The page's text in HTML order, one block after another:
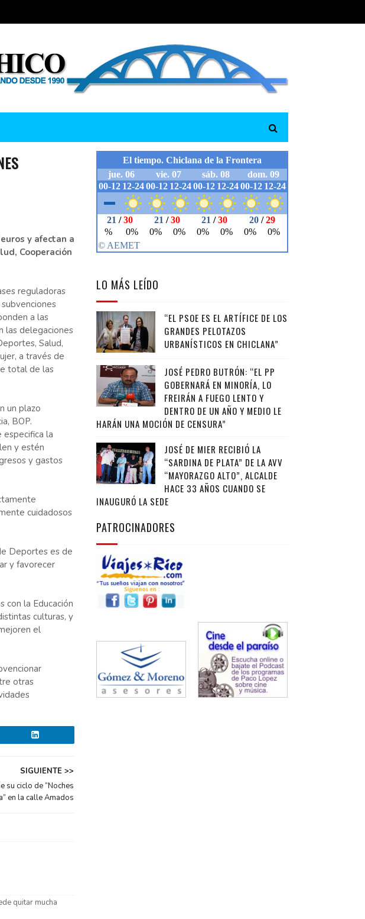
y afectan a
Cooperación
reguladoras
a las
las delegaciones
Salud,
a través de
total de las
un plazo
BOP.
especifica la
y estén
y gastos
cuidadosos
Deportes es de
y favorecer
con la Educación
culturas, y
el
otras
SIGUIENTE >>
su ciclo de “Noches
en la calle Amados
quitar mucha
LO MÁS LEÍDO
“EL PSOE ES EL ARTÍFICE DE LOS
GRANDES PELOTAZOS
URBANÍSTICOS EN CHICLANA”
JOSÉ PEDRO BUTRÓN: “EL PP
GOBERNARÁ EN MINORÍA, LO
FREIRÁN A FUEGO LENTO Y
DENTRO DE UN AÑO Y MEDIO LE
HARÁN UNA MOCIÓN DE CENSURA”
JOSÉ DE MIER RECIBIÓ LA
“SARDINA DE PLATA” DE LA AVV
“MAYORAZGO ALTO”, ALCALDE
HACE 33 AÑOS CUANDO SE
INAUGURÓ LA SEDE
PATROCINADORES